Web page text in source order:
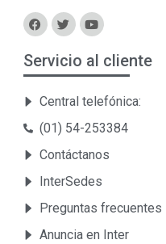
Servicio al cliente
Central telefónica:
(01) 54-253384
Contáctanos
InterSedes
Preguntas frecuentes
Anuncia en Inter